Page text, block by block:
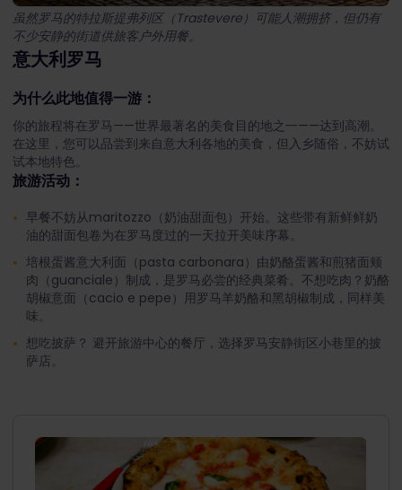
虽然罗马的特拉斯提弗列区（Trastevere）可能人潮拥挤，但仍有
不少安静的街道供旅客户外用餐。
意大利罗马
为什么此地值得一游：
你的旅程将在罗马——世界最著名的美食目的地之一——达到高潮。
在这里，您可以品尝到来自意大利各地的美食，但入乡随俗，不妨试
试本地特色。
旅游活动：
早餐不妨从maritozzo（奶油甜面包）开始。这些带有新鲜鲜奶
油的甜面包卷为在罗马度过的一天拉开美味序幕。
培根蛋酱意大利面（pasta carbonara）由奶酪蛋酱和煎猪面颊
肉（guanciale）制成，是罗马必尝的经典菜肴。不想吃肉？奶酪
胡椒意面（cacio e pepe）用罗马羊奶酪和黑胡椒制成，同样美
味。
想吃披萨？ 避开旅游中心的餐厅，选择罗马安静街区小巷里的披
萨店。